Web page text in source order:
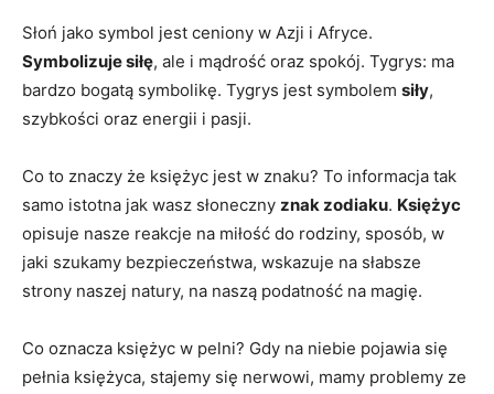
Słoń jako symbol jest ceniony w Azji i Afryce.
Symbolizuje siłę, ale i mądrość oraz spokój. Tygrys: ma
bardzo bogatą symbolikę. Tygrys jest symbolem siły,
szybkości oraz energii i pasji.
Co to znaczy że księżyc jest w znaku? To informacja tak
samo istotna jak wasz słoneczny znak zodiaku. Księżyc
opisuje nasze reakcje na miłość do rodziny, sposób, w
jaki szukamy bezpieczeństwa, wskazuje na słabsze
strony naszej natury, na naszą podatność na magię.
Co oznacza księżyc w pelni? Gdy na niebie pojawia się
pełnia księżyca, stajemy się nerwowi, mamy problemy ze